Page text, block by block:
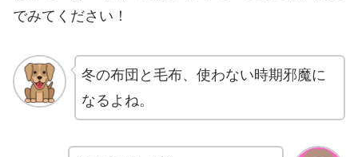
でみてください！
冬の布団と毛布、使わない時期邪魔に
なるよね。